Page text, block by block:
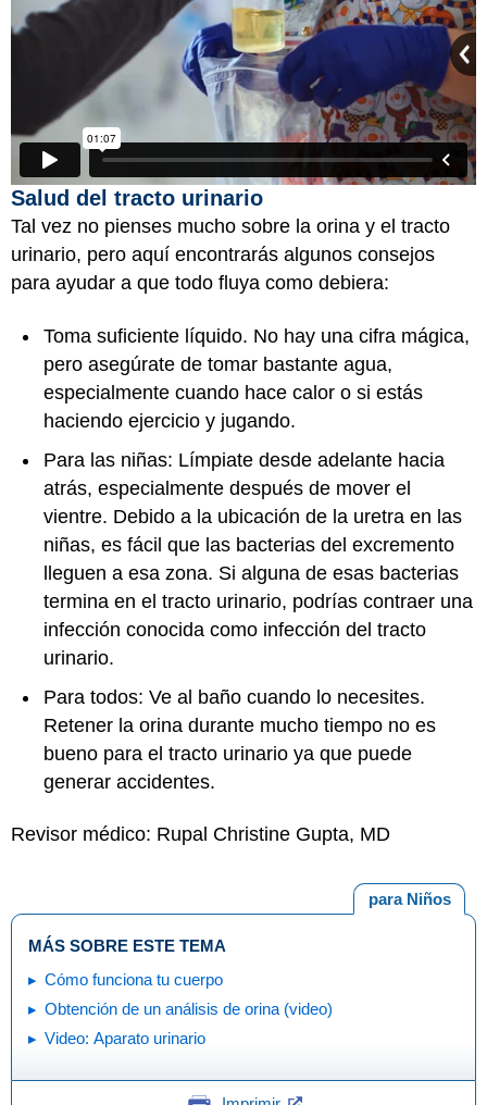
Salud del tracto urinario
Tal vez no pienses mucho sobre la orina y el tracto
urinario, pero aquí encontrarás algunos consejos
para ayudar a que todo fluya como debiera:
Toma suficiente líquido. No hay una cifra mágica,
pero asegúrate de tomar bastante agua,
especialmente cuando hace calor o si estás
haciendo ejercicio y jugando.
Para las niñas: Límpiate desde adelante hacia
atrás, especialmente después de mover el
vientre. Debido a la ubicación de la uretra en las
niñas, es fácil que las bacterias del excremento
lleguen a esa zona. Si alguna de esas bacterias
termina en el tracto urinario, podrías contraer una
infección conocida como infección del tracto
urinario.
Para todos: Ve al baño cuando lo necesites.
Retener la orina durante mucho tiempo no es
bueno para el tracto urinario ya que puede
generar accidentes.
Revisor médico: Rupal Christine Gupta, MD
para Niños
MÁS SOBRE ESTE TEMA
Cómo funciona tu cuerpo
Obtención de un análisis de orina (video)
Video: Aparato urinario